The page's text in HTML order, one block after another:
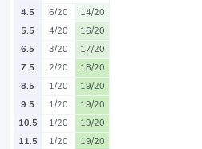
4.5
6/20
14/20
5.5
4/20
16/20
6.5
3/20
17/20
7.5
2/20
18/20
8.5
1/20
19/20
9.5
1/20
19/20
10.5
1/20
19/20
11.5
1/20
19/20